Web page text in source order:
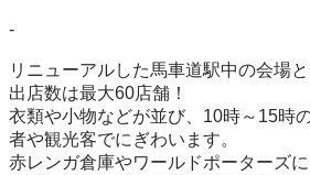
-
リニューアルした馬車道駅中の会場
出店数は最大60店舗！
衣類や小物などが並び、10時～15時
者や観光客でにぎわいます。
赤レンガ倉庫やワールドポーターズに